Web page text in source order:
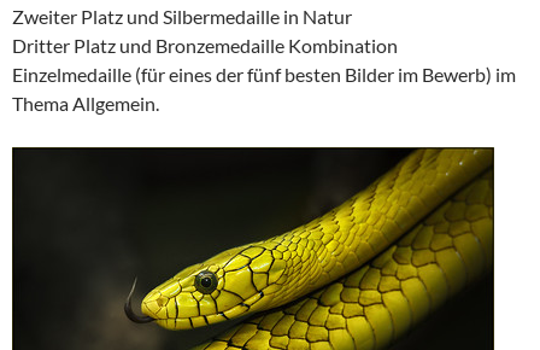
Zweiter Platz und Silbermedaille in Natur
Dritter Platz und Bronzemedaille Kombination
Einzelmedaille (für eines der fünf besten Bilder im Bewerb) im
Thema Allgemein.